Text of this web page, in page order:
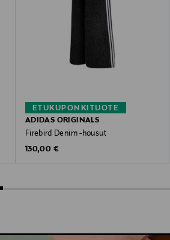
ETUKUPONKITUOTE
ADIDAS ORIGINALS
Firebird Denim -housut
Original Price
130,00 €